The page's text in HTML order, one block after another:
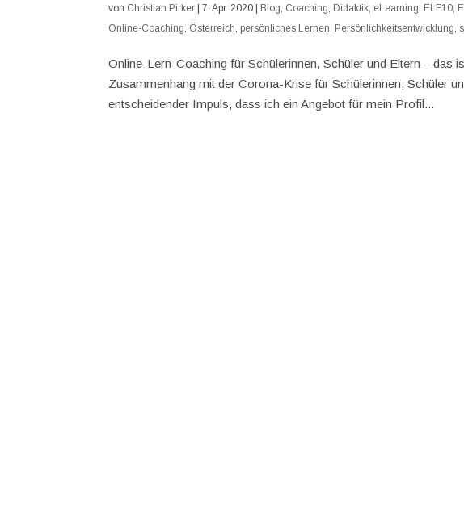
von Christian Pirker |7. Apr. 2020 Blog, Coaching, Didaktik, eLearning, ELF10,
Online-Coaching, Österreich, persönliches Lernen, Persönlichkeitsentwicklung,
Online-Lern-Coaching für Schülerinnen, Schüler und Eltern – das
Zusammenhang mit der Corona-Krise für Schülerinnen, Schüler
entscheidender Impuls, dass ich ein Angebot für mein Profil...